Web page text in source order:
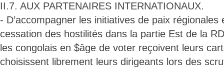
II.7. AUX PARTENAIRES INTERNATIONAUX.
- D’accompagner les initiatives de paix
cessation des hostilités dans la partie Est de la
les congolais en $âge de voter reçoivent leurs
choisissent librement leurs dirigeants lors des